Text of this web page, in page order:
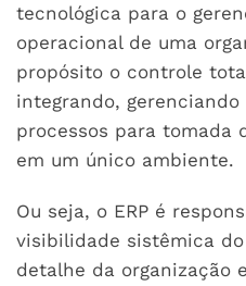
tecnológica para o
operacional de uma
propósito o controle
integrando,
processos para tomada
em um único ambiente.
Ou seja, o ERP é
visibilidade sistêmica
detalhe da organização